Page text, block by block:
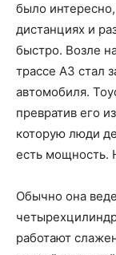
было
дистанциях и
быстро. Возле
трассе A3 стал
автомобиля.
превратив его
которую люди
есть мощность.
Обычно она
работают